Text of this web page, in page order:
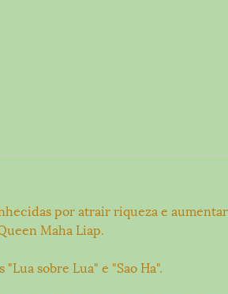
por atrair riqueza e
Maha Liap.
sobre Lua" e "Sao Ha".